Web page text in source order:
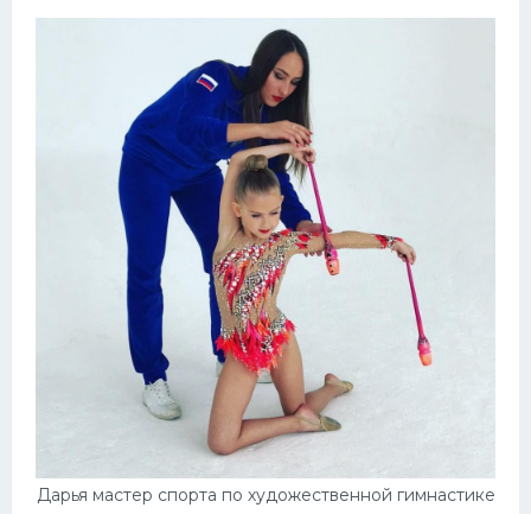
Дарья мастер спорта по художественной гимнастике